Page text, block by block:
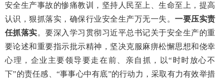
安全生产事故的惨痛教训，坚持人民至上、生命至上， 提高
认识，狠抓落实， 确保行业安全生产万无一失。一要压实责
任抓落实。要深入学习贯彻习近平总书记关于安全生产的重
要论述和重要指示批示精神， 坚决克服麻痹松懈思想和侥幸
心理， 企业主要领导要走在前、亲自抓， 以“时时放心不
下”的责任感、“事事心中有底”的行动力，采取有力有效举措